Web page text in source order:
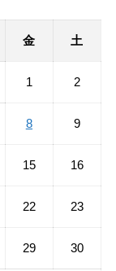
金 土
1 2
8 9
15 16
22 23
29 30